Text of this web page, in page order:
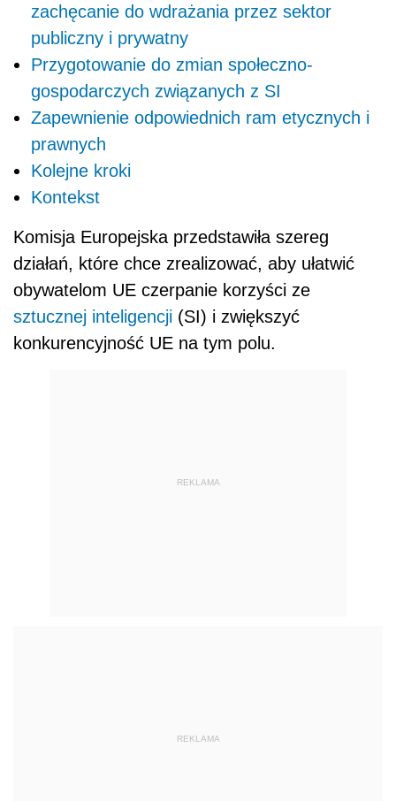
zachęcanie do wdrażania przez sektor
publiczny i prywatny
Przygotowanie do zmian społeczno-
gospodarczych związanych z SI
Zapewnienie odpowiednich ram etycznych i
prawnych
Kolejne kroki
Kontekst
Komisja Europejska przedstawiła szereg
działań, które chce zrealizować, aby ułatwić
obywatelom UE czerpanie korzyści ze
sztucznej inteligencji (SI) i zwiększyć
konkurencyjność UE na tym polu.
REKLAMA
REKLAMA